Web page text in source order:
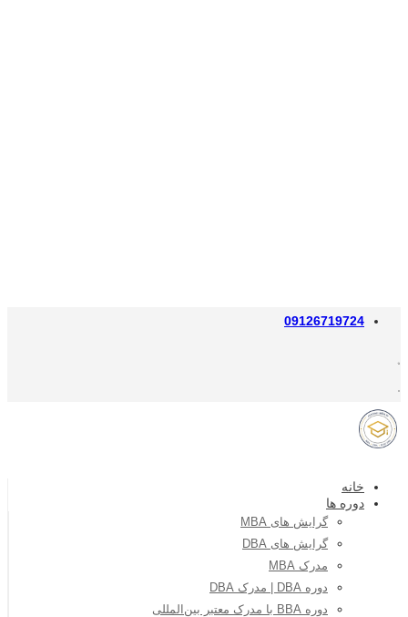
09126719724
خانه
دوره ها
گرایش های MBA
گرایش های DBA
مدرک MBA
دوره DBA | مدرک DBA
دوره BBA با مدرک معتبر بین‌المللی